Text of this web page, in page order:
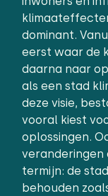
dominant.
eerst waar de
daarna naar
als een stad
deze visie,
vooral kiest
oplossingen.
veranderingen
termijn: de
behouden